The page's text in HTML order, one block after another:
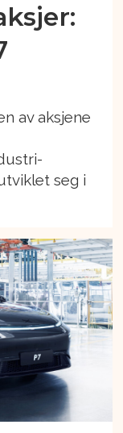
av aksjene
seg i